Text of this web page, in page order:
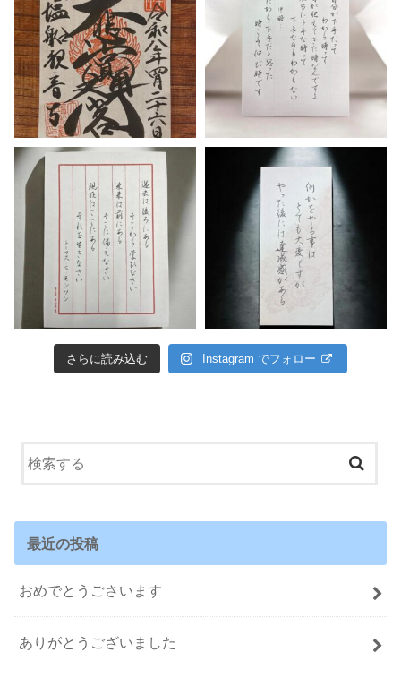
さらに読み込む Instagram でフォロー
最近の投稿
おめでとうごさいます
ありがとうございました